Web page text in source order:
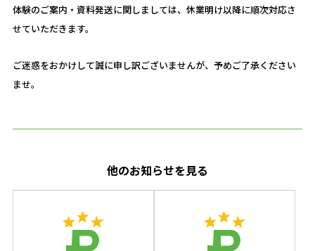
体験のご案内・資料発送に関しましては、休業明け以降に順次対応さ
せていただきます。
ご迷惑をおかけして誠に申し訳ございませんが、予めご了承ください
ませ。
他のお知らせを見る